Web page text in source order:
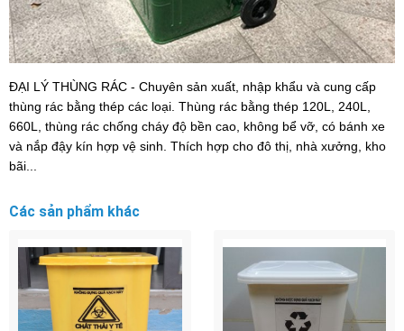
ĐẠI LÝ THÙNG RÁC - Chuyên sản xuất, nhập khẩu và cung cấp
thùng rác bằng thép các loại. Thùng rác bằng thép 120L, 240L,
660L, thùng rác chống cháy độ bền cao, không bể vỡ, có bánh xe
và nắp đậy kín hợp vệ sinh. Thích hợp cho đô thị, nhà xưởng, kho
bãi...
Các sản phẩm khác